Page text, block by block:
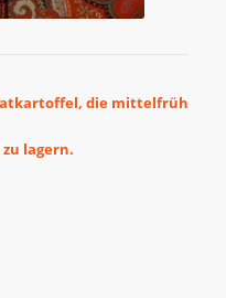
die mittelfrüh
lagern.